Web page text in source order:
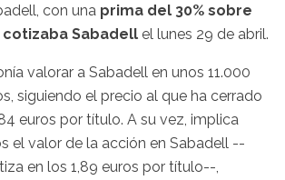
con una prima del 30% sobre
Sabadell el lunes 29 de abril.
valorar a Sabadell en unos 11.000
siguiendo el precio al que ha cerrado
euros por título. A su vez, implica
el valor de la acción en Sabadell --
en los 1,89 euros por título--,